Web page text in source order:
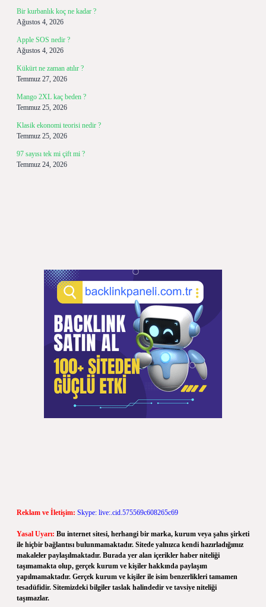
Bir kurbanlık koç ne kadar ?
Ağustos 4, 2026
Apple SOS nedir ?
Ağustos 4, 2026
Kükürt ne zaman atılır ?
Temmuz 27, 2026
Mango 2XL kaç beden ?
Temmuz 25, 2026
Klasik ekonomi teorisi nedir ?
Temmuz 25, 2026
97 sayısı tek mi çift mi ?
Temmuz 24, 2026
Reklam ve İletişim: Skype: live:.cid.575569c608265c69
Yasal Uyarı: Bu internet sitesi, herhangi bir marka, kurum veya şahıs şirketi
ile hiçbir bağlantısı bulunmamaktadır. Sitede yalnızca kendi hazırladığımız
makaleler paylaşılmaktadır. Burada yer alan içerikler haber niteliği
taşımamakta olup, gerçek kurum ve kişiler hakkında paylaşım
yapılmamaktadır. Gerçek kurum ve kişiler ile isim benzerlikleri tamamen
tesadüfidir. Sitemizdeki bilgiler taslak halindedir ve tavsiye niteliği
taşımazlar.